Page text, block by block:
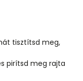
tisztítsd meg,
pirítsd meg rajta